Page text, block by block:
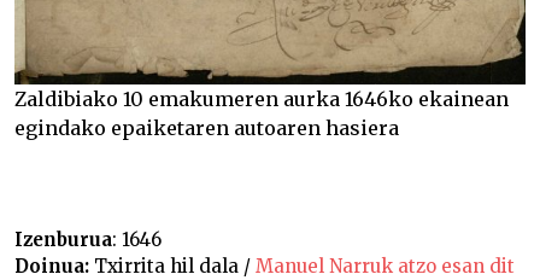
Zaldibiako 10 emakumeren aurka 1646ko ekainean
egindako epaiketaren autoaren hasiera
Izenburua: 1646
Doinua: Txirrita hil dala / Manuel Narruk atzo esan dit